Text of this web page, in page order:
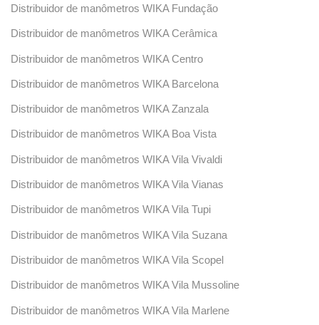
Distribuidor de manômetros WIKA Fundação
Distribuidor de manômetros WIKA Cerâmica
Distribuidor de manômetros WIKA Centro
Distribuidor de manômetros WIKA Barcelona
Distribuidor de manômetros WIKA Zanzala
Distribuidor de manômetros WIKA Boa Vista
Distribuidor de manômetros WIKA Vila Vivaldi
Distribuidor de manômetros WIKA Vila Vianas
Distribuidor de manômetros WIKA Vila Tupi
Distribuidor de manômetros WIKA Vila Suzana
Distribuidor de manômetros WIKA Vila Scopel
Distribuidor de manômetros WIKA Vila Mussoline
Distribuidor de manômetros WIKA Vila Marlene